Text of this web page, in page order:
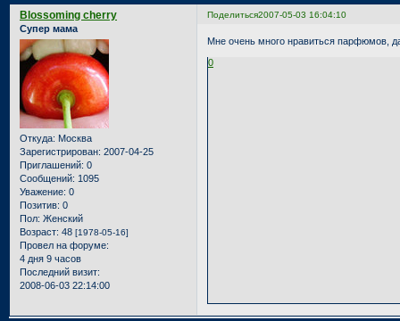
Поделиться2007-05-03 16:04:10
Blossoming cherry
Супер мама
Откуда: Москва
Зарегистрирован: 2007-04-25
Приглашений: 0
Сообщений: 1095
Уважение: 0
Позитив: 0
Пол: Женский
Возраст: 48 [1978-05-16]
Провел на форуме:
4 дня 9 часов
Последний визит:
2008-06-03 22:14:00
Мне очень много нравиться парфюмов,
0